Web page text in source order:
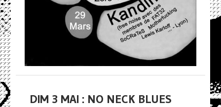
DIM 3 MAI : NO NECK BLUES